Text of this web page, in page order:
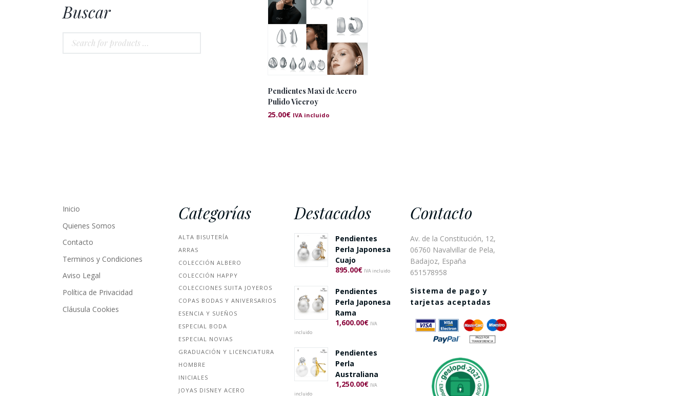
Pendientes Maxi de Acero
Pulido Viceroy
25.00€ IVA incluido
Buscar
Inicio
Quienes Somos
Contacto
Terminos y Condiciones
Aviso Legal
Política de Privacidad
Cláusula Cookies
Categorías
ALTA BISUTERÍA
ARRAS
COLECCIÓN ALBERO
COLECCIÓN HAPPY
COLECCIONES SUITA JOYEROS
COPAS BODAS Y ANIVERSARIOS
ESENCIA Y SUEÑOS
ESPECIAL BODA
ESPECIAL NOVIAS
GRADUACIÓN Y LICENCIATURA
HOMBRE
INICIALES
JOYAS DISNEY ACERO
Destacados
Pendientes
Perla Japonesa
Cuajo
895.00€ IVA incluido
Pendientes
Perla Japonesa
Rama
1,600.00€ IVA
incluido
Pendientes
Perla
Australiana
1,250.00€ IVA
incluido
Contacto
Av. de la Constitución, 12,
06760 Navalvillar de Pela,
Badajoz, España
651578958
Sistema de pago y
tarjetas aceptadas